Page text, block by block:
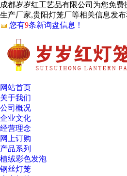
成都岁岁红工艺品有限公司为您免费
生产厂家,贵阳灯笼厂等相关信息发
您有9条新询盘信息！
网站首页
关于我们
公司概况
企业文化
经营理念
网上订购
产品系列
植绒彩色发泡
钢丝灯笼